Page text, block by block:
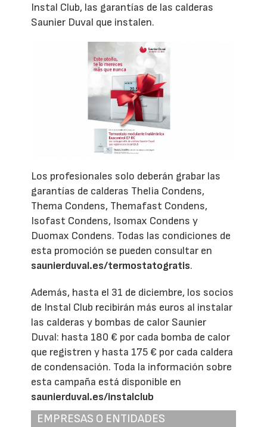
Instal Club, las garantías de las calderas
Saunier Duval que instalen.
Los profesionales solo deberán grabar las
garantías de calderas Thelia Condens,
Thema Condens, Themafast Condens,
Isofast Condens, Isomax Condens y
Duomax Condens. Todas las condiciones de
esta promoción se pueden consultar en
saunierduval.es/termostatogratis.
Además, hasta el 31 de diciembre, los socios
de Instal Club recibirán más euros al instalar
las calderas y bombas de calor Saunier
Duval: hasta 180 € por cada bomba de calor
que registren y hasta 175 € por cada caldera
de condensación. Toda la información sobre
esta campaña está disponible en
saunierduval.es/instalclub
EMPRESAS O ENTIDADES